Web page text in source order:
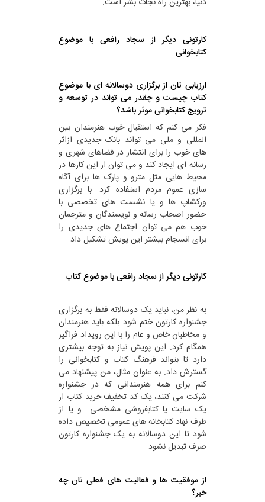
کارتونی دیگر از سجاد رافعی با موضوع
کتابخوانی
ارزیابی تان از برگزاری دوسالانه ای با موضوع
کتاب چیست و چقدر می تواند در توسعه و
ترویج کتابخوانی موثر باشد؟
فکر می کنم که استقبال خوب هنرمندان بین
المللی و ملی می تواند بانک جدیدی ازاثر
های خوب را برای انتشار در فضاهای شهری و
رسانه ای ایجاد کند و می توان از این کارها در
محیط هایی مثل مترو و پارک ها برای آگاه
سازی عموم مردم استفاده کرد. با برگزاری
ورکشاپ ها و یا نشست های تخصصی با
حضور اصحاب رسانه و نویسندگان و مترجمان
خوب هم می توان اجتماع های جدیدی را
برای انسجام بیشتر این پویش تشکیل داد .
کارتونی دیگر از سجاد رافعی با موضوع کتاب
به نظر من، نباید یک دوسالانه فقط به برگزاری
جشنواره کارتون ختم شود بلکه باید هنرمندان
و مخاطبان خاص و عام را با این رویداد فراگیر
همگام کرد. این پویش نیاز به توجه بیشتری
دارد تا بتواند فرهنگ کتاب و کتابخوانی را
گسترش داد. به عنوان مثال، من پیشنهاد می
کنم برای همه هنرمندانی که در جشنواره
شرکت می کنند، یک کد تخفیف خرید کتاب از
یک سایت یا کتابفروشی مشخصی و یا از
طرف نهاد کتابخانه های عمومی تخصیص داده
شود تا این دوسالانه به یک جشنواره کارتون
صرف تبدیل نشود.
از موفقیت ها و فعالیت های فعلی تان چه
خبر؟